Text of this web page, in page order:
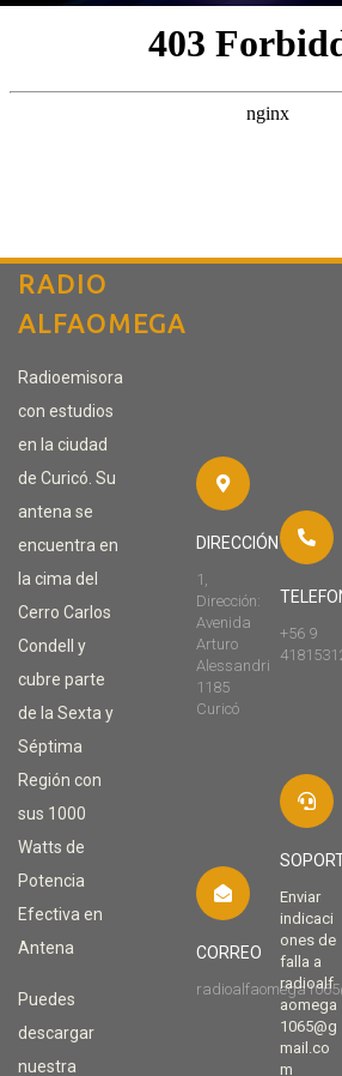
RADIO
ALFAOMEGA
Radioemisora
con estudios
en la ciudad
de Curicó. Su
antena se
encuentra en
la cima del
Cerro Carlos
Condell y
cubre parte
de la Sexta y
Séptima
Región con
sus 1000
Watts de
Potencia
Efectiva en
Antena
Puedes
descargar
nuestra
DIRECCIÓN
1,
Dirección:
Avenida
Arturo
Alessandri
1185
Curicó
+56 9
CORREO
Enviar
indicaci
ones de
falla a
radioalf
aomega
1065@g
mail.co
m